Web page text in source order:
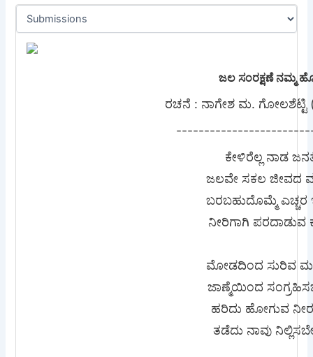
ಜಲ ಸಂರಕ್ಷಣೆ ನಮ್ಮ
ರಚನೆ : ನಾಗೇಶ ಮ. ಗೋಲಶೆಟ್ಟಿ
ಕೇಳಿರೆಲ್ಲ ನಾಡ
ಜಲವೇ ಸಕಲ ಜೀವದ
ಬರಬಹುದೊಮ್ಮೆ ಎಚ್ಚರ
ನೀರಿಗಾಗಿ ಪರದಾಡುವ
ಮೋಡದಿಂದ ಸುರಿವ
ಜಾಣ್ಮೆಯಿಂದ
ಹರಿದು ಹೋಗುವ
ತಡೆದು ನಾವು